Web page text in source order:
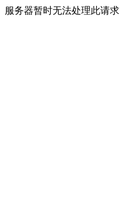
服务器暂时无法处理此请求